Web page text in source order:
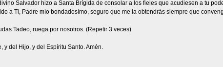
Salvador hizo a Santa Brígida de consolar a los fieles que acudiesen a tu
a Ti, Padre mío bondadosímo, seguro que me la obtendrás siempre que
Tadeo, ruega por nosotros. (Repetir 3 veces)
y del Hijo, y del Espíritu Santo. Amén.